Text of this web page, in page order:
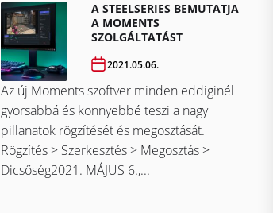
A STEELSERIES BEMUTATJA
A MOMENTS
SZOLGÁLTATÁST
2021.05.06.
Az új Moments szoftver minden eddiginél
gyorsabbá és könnyebbé teszi a nagy
pillanatok rögzítését és megosztását.
Rögzítés > Szerkesztés > Megosztás >
Dicsőség2021. MÁJUS 6.,...